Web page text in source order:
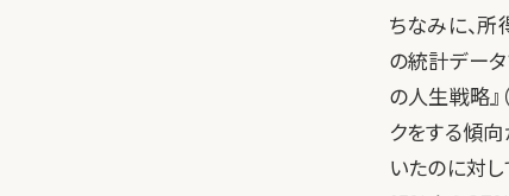
ちなみに、
の統計デー
の人生戦略』
クをする傾
いたのに対